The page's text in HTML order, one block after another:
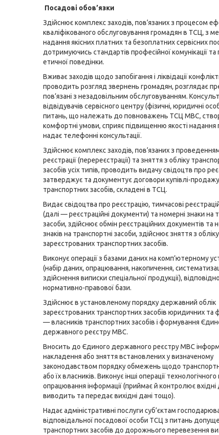
Посадові обов’язки
Здійснює комплекс заходів, пов’язаних з процесом
кваліфікованого обслуговування громадян в ТСЦ, з
надання якісних платних та безоплатних сервісних
дотримуючись стандартів професійної комунікації
етичної поведінки.
Вживає заходів щодо запобігання і ліквідації
проводить розгляд звернень громадян, розглядає
пов’язані з незадовільним обслуговуванням.
відвідувачів сервісного центру (фізичні, юридичні
питань, що належать до повноважень ТСЦ МВС,
комфортні умови, сприяє підвищенню якості надання
надає телефонні консультації.
Здійснює комплекс заходів, пов’язаних з
реєстрації (перереєстрації) та зняття з обліку
засобів усіх типів, проводить видачу свідоцтв про
затверджує та документує договори купівлі-продажу
транспортних засобів, складені в ТСЦ.
Видає свідоцтва про реєстрацію, тимчасові
(далі — реєстраційні документи) та номерні знаки на
засоби, здійснює обмін реєстраційних документів та
знаків на транспортні засоби, здійснює зняття з обліку
зареєстрованих транспортних засобів.
Виконує операції з базами даних на комп’ютерному
(набір даних, опрацювання, накопичення,
здійснення виписки спеціальної продукції),
нормативно-правової бази.
Здійснює в установленому порядку державний облік
зареєстрованих транспортних засобів юридичних та
— власників транспортних засобів і формування
державного реєстру МВС.
Вносить до Єдиного державного реєстру МВС
накладення або зняття встановлених у визначеному
законодавством порядку обмежень щодо
або їх власників. Виконує інші операції
опрацювання інформації (приймає й контролює вхідні
виводить та передає вихідні дані тощо).
Надає адміністративні послуги суб’єктам
відповідальної посадової особи ТСЦ з питань
транспортних засобів до дорожнього перевезення